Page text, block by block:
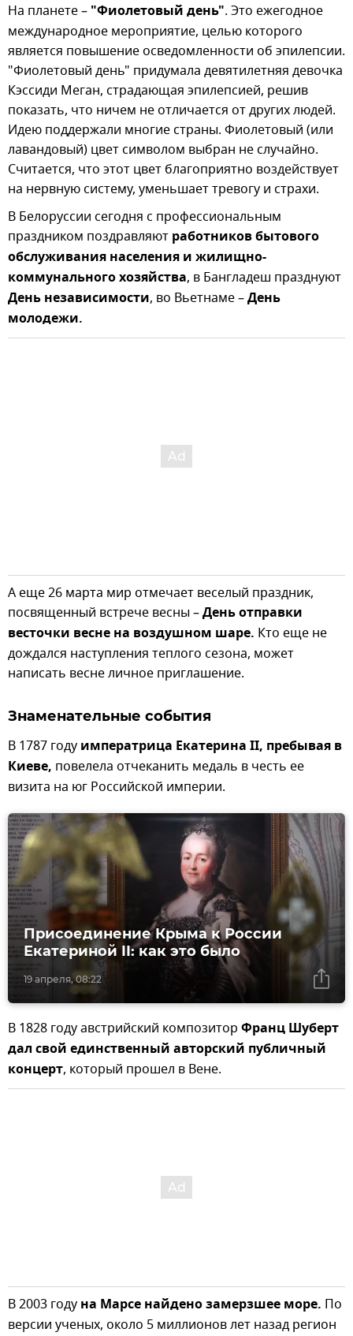
На планете – "Фиолетовый день". Это ежегодное
международное мероприятие, целью которого
является повышение осведомленности об эпилепсии.
"Фиолетовый день" придумала девятилетняя девочка
Кэссиди Меган, страдающая эпилепсией, решив
показать, что ничем не отличается от других людей.
Идею поддержали многие страны. Фиолетовый (или
лавандовый) цвет символом выбран не случайно.
Считается, что этот цвет благоприятно воздействует
на нервную систему, уменьшает тревогу и страхи.
В Белоруссии сегодня с профессиональным
праздником поздравляют работников бытового
обслуживания населения и жилищно-
коммунального хозяйства, в Бангладеш празднуют
День независимости, во Вьетнаме –День
молодежи.
А еще 26 марта мир отмечает веселый праздник,
посвященный встрече весны –День отправки
весточки весне на воздушном шаре. Кто еще не
дождался наступления теплого сезона, может
написать весне личное приглашение.
Знаменательные события
В 1787 году императрица Екатерина II, пребывая в
Киеве, повелела отчеканить медаль в честь ее
визита на юг Российской империи.
19 апреля, 08:22
Присоединение Крыма к России
Екатериной II: как это было
В 1828 году австрийский композитор Франц Шуберт
дал свой единственный авторский публичный
концерт, который прошел в Вене.
В 2003 году на Марсе найдено замерзшее море. По
версии ученых, около 5 миллионов лет назад регион